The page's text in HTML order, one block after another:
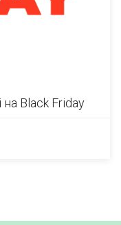
на Black Friday